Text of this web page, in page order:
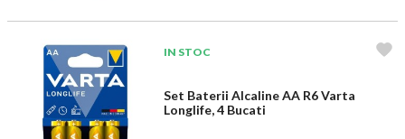
IN STOC
Set Baterii Alcaline AA R6 Varta
Longlife, 4 Bucati